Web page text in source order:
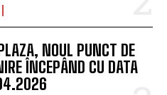
NOUL PUNCT DE
ÎNCEPÂND CU DATA